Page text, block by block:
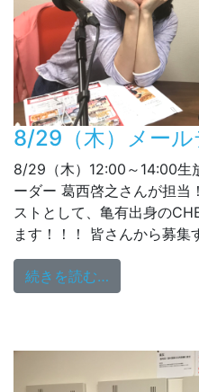
8/29（木）メール
8/29（木）12:00～14:00生
ーダー 葛西啓之さんが担当
ストとして、亀有出身の
ます！！！ 皆さんから募
続きを読む…